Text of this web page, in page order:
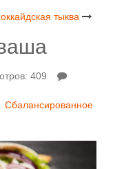
тыква
409
Сбалансированное